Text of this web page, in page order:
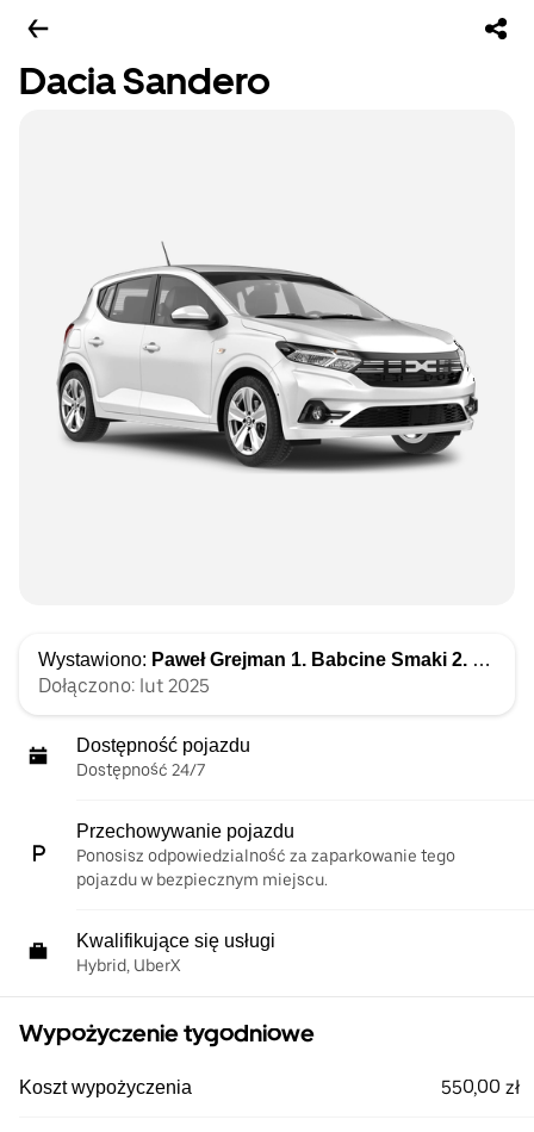
Dacia Sandero
Wystawiono: Paweł Grejman 1. Babcine Smaki 2. Grey Cars 3. Grey Group
Dołączono: lut 2025
Dostępność pojazdu
Dostępność 24/7
Przechowywanie pojazdu
Ponosisz odpowiedzialność za zaparkowanie tego
pojazdu w bezpiecznym miejscu.
Kwalifikujące się usługi
Hybrid, UberX
Wypożyczenie tygodniowe
Koszt wypożyczenia 550,00 zł